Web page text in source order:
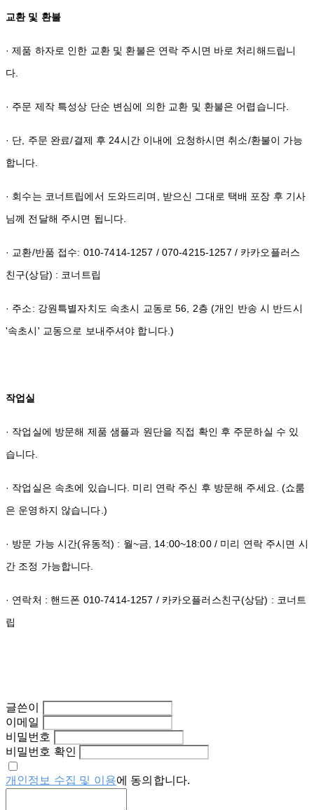
교환 및 환불
· 제품 하자로 인한 교환 및 환불은 연락 주시면 바로 처리해드립니
다.
· 주문 제작 특성상 단순 변심에 의한 교환 및 환불은 어렵습니다.
· 단, 주문 완료/결제 후 24시간 이내에 요청하시면 취소/환불이 가능
합니다.
· 회수는 코너트립에서 도와드리며, 받으신 그대로 택배 포장 후 기사
님께 전달해 주시면 됩니다.
· 교환/반품 접수: 010-7414-1257 / 070-4215-1257 / 카카오플러스
친구(상담) : 코너트립
· 주소: 강원특별자치도 속초시 교동로 56, 2층 (개인 반송 시 반드시
'속초시' 교동으로 보내주셔야 합니다.)
작업실
· 작업실에 방문해 제품 샘플과 원단을 직접 확인 후 주문하실 수 있
습니다.
· 작업실은 속초에 있습니다. 미리 연락 주신 후 방문해 주세요. (쇼룸
은 운영하지 않습니다.)
· 방문 가능 시간(유동적) : 월~금, 14:00~18:00 / 미리 연락 주시면 시
간 조정 가능합니다.
· 연락처 : 핸드폰 010-7414-1257 / 카카오플러스친구(상담) : 코너트
립
글쓴이
이메일
비밀번호
비밀번호 확인
개인정보 수집 및 이용에 동의합니다.